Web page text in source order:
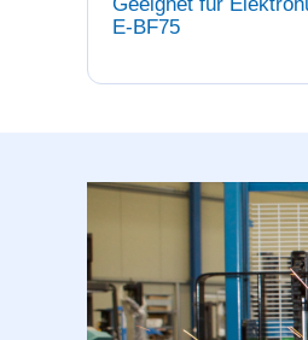
Geeignet für
E-BF75